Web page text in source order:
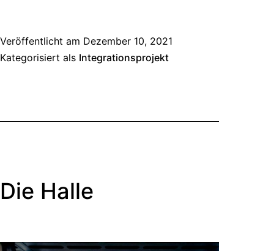
Veröffentlicht am Dezember 10, 2021
Kategorisiert als Integrationsprojekt
Die Halle